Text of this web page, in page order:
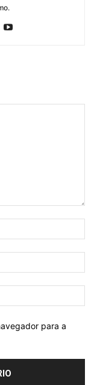
para a